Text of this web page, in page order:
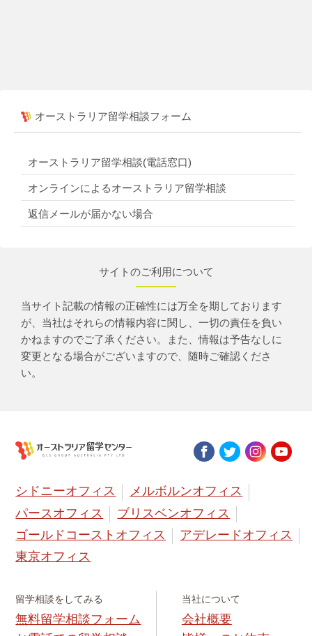
オーストラリア留学相談フォーム
オーストラリア留学相談(電話窓口)
オンラインによるオーストラリア留学相談
返信メールが届かない場合
サイトのご利用について
当サイト記載の情報の正確性には万全を期しております
が、当社はそれらの情報内容に関し、一切の責任を負い
かねますのでご了承ください。また、情報は予告なしに
変更となる場合がございますので、随時ご確認くださ
い。
シドニーオフィス
メルボルンオフィス
パースオフィス
ブリスベンオフィス
ゴールドコーストオフィス
アデレードオフィス
東京オフィス
留学相談をしてみる
無料留学相談フォーム
当社について
会社概要